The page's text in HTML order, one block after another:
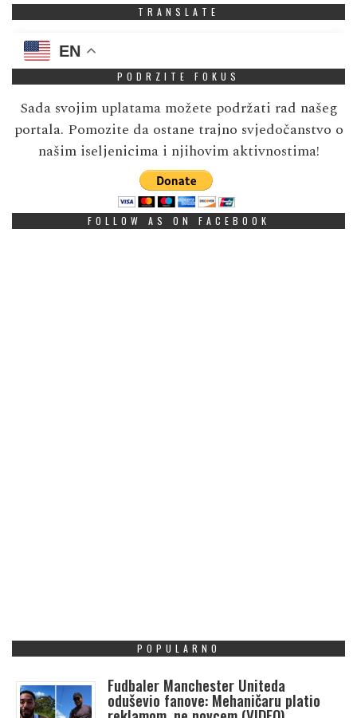
TRANSLATE
EN
PODRZITE FOKUS
Sada svojim uplatama možete podržati rad našeg
portala. Pomozite da ostane trajno svjedočanstvo o
našim iseljenicima i njihovim aktivnostima!
FOLLOW AS ON FACEBOOK
POPULARNO
Fudbaler Manchester Uniteda
oduševio fanove: Mehaničaru platio